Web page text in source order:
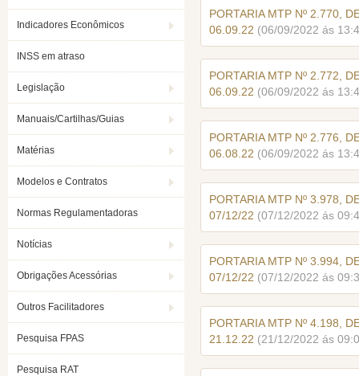
Indicadores Econômicos
INSS em atraso
Legislação
Manuais/Cartilhas/Guias
Matérias
Modelos e Contratos
Normas Regulamentadoras
Notícias
Obrigações Acessórias
Outros Facilitadores
Pesquisa FPAS
Pesquisa RAT
PORTARIA MTP Nº 2.770,
06.09.22 (06/09/2022 ás
PORTARIA MTP Nº 2.772,
06.09.22 (06/09/2022 ás
PORTARIA MTP Nº 2.776,
06.08.22 (06/09/2022 ás
PORTARIA MTP Nº 3.978,
07/12/22 (07/12/2022 ás
PORTARIA MTP Nº 3.994,
07/12/22 (07/12/2022 ás
PORTARIA MTP Nº 4.198,
21.12.22 (21/12/2022 ás